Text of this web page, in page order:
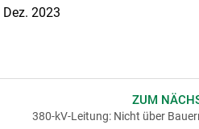
2023
ZUM
380-kV-Leitung: Nicht über